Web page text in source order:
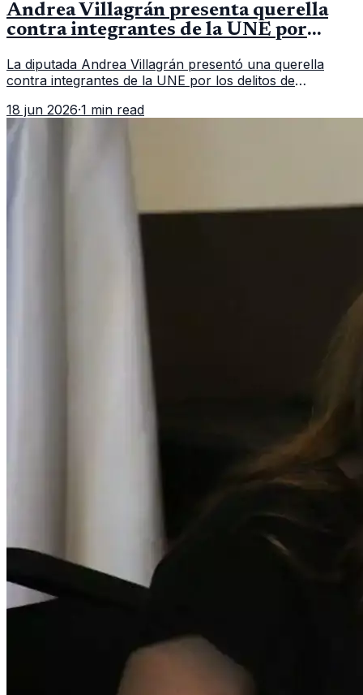
Andrea Villagrán presenta querella
contra integrantes de la UNE por
La diputada Andrea Villagrán presentó una querella
contra integrantes de la UNE por los delitos de
18 jun 2026·1 min read